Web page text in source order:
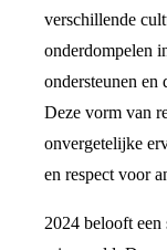
verschillende
onderdompelen
ondersteunen en
Deze vorm van
onvergetelijke
en respect voor
2024 belooft een